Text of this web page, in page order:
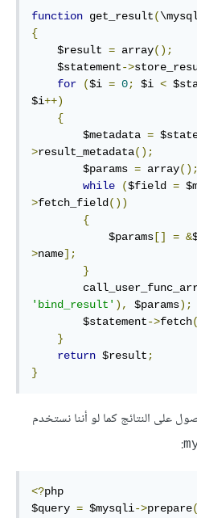
function get_result(
{
    $result
= array();
    $statement
->
for
($i = 0; $i <
$i++)
{
        $metadata
=
>result_metadata();
        $params
= array();
while
($field =
>fetch_field())
{
            $params
[] = &
>name];
}
'bind_result' ), $params);
        $statement
->fetch
}
return $result;
}
على النتائج كما لو أننا نستخدم
:
<?php
$query = $mysqli->prepare(